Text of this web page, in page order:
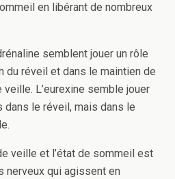
en libérant de nombreux
semblent jouer un rôle
du réveil et dans le maintien de
veille. L’eurexine semble jouer
dans le réveil, mais dans le
veille et l’état de sommeil est
nerveux qui agissent en